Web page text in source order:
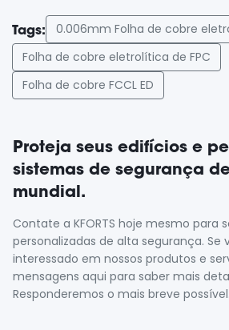
Tags:
0.006mm Folha de cobre
Folha de cobre eletrolítica de FPC
Folha de cobre FCCL ED
Proteja seus edifícios e
sistemas de segurança
mundial.
Contate a KFORTS hoje mesmo para
personalizadas de alta segurança. Se
interessado em nossos produtos e
mensagens aqui para saber mais
Responderemos o mais breve possível.